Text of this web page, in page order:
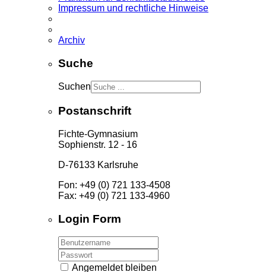
Impressum und rechtliche Hinweise
Archiv
Suche
Suchen
Postanschrift
Fichte-Gymnasium
Sophienstr. 12 - 16
D-76133 Karlsruhe
Fon: +49 (0) 721 133-4508
Fax: +49 (0) 721 133-4960
Login Form
Angemeldet bleiben